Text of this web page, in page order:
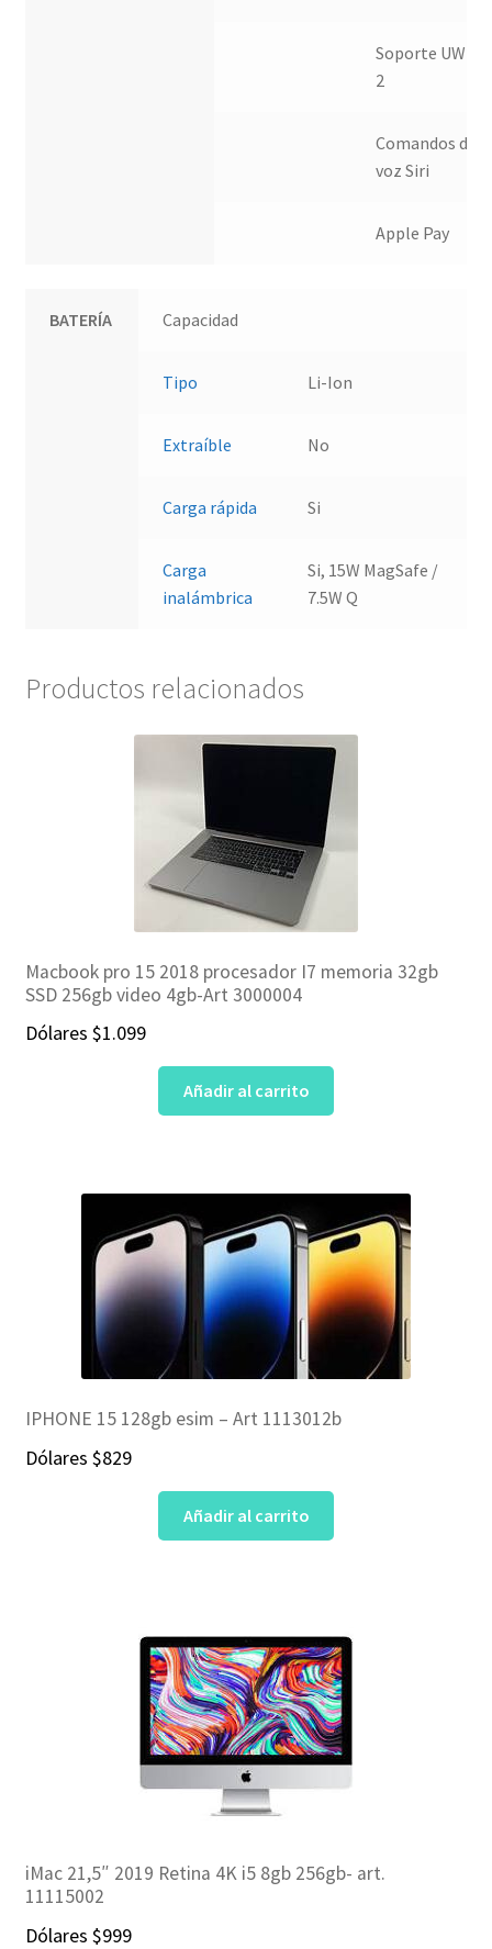
Soporte UWB
2
Comandos de
voz Siri
Apple Pay
BATERÍA Capacidad
Tipo Li-Ion
Extraíble No
Carga rápida Si
Carga
inalámbrica
Si, 15W MagSafe /
7.5W Q
Productos relacionados
Macbook pro 15 2018 procesador I7 memoria 32gb
SSD 256gb video 4gb-Art 3000004
Dólares $1.099
Añadir al carrito
IPHONE 15 128gb esim – Art 1113012b
Dólares $829
Añadir al carrito
iMac 21,5″ 2019 Retina 4K i5 8gb 256gb- art.
11115002
Dólares $999